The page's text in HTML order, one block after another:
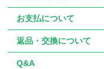
お支払について
返品・交換について
Q&A